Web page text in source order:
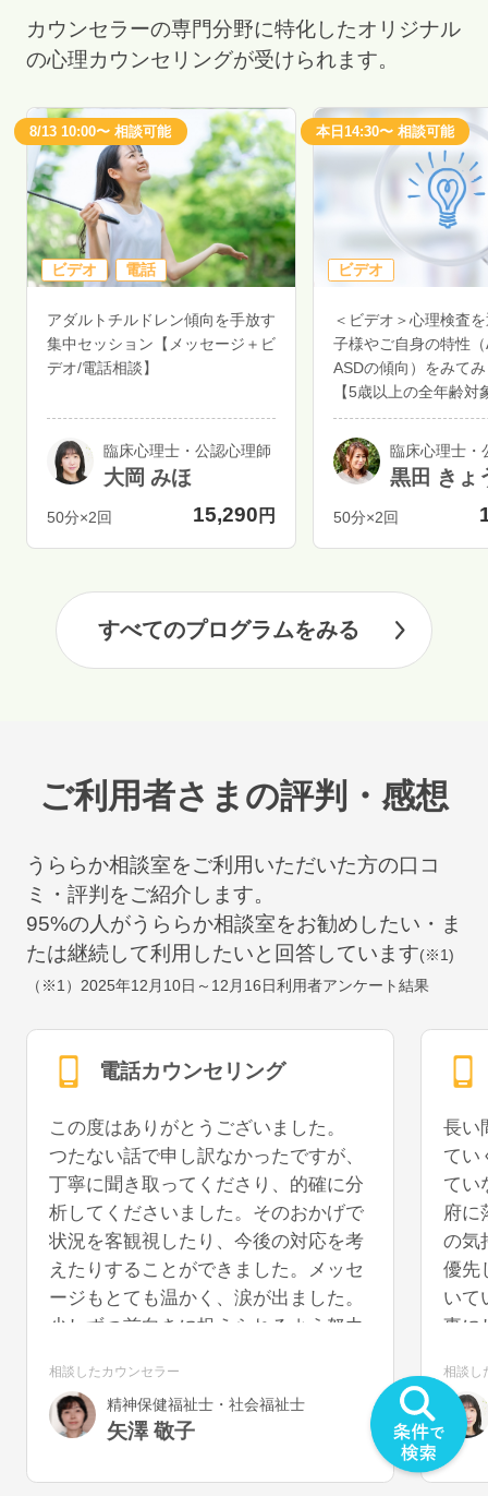
カウンセラーの専門分野に特化したオリジナル
の心理カウンセリングが受けられます。
8/13 10:00〜 相談可能
ビデオ 電話
アダルトチルドレン傾向を手放す
集中セッション【メッセージ＋ビ
デオ/電話相談】
臨床心理士・公認心理師
大岡 みほ
50分×2回 15,290 円
本日14:30〜 相談可能
ビデオ
＜ビデオ＞心理検査
子様やご自身の特性
ASDの傾向）をみて
【5歳以上の全年齢対
臨床心理士・
黒田 きょ
50分×2回
すべてのプログラムをみる
ご利用者さまの評判・感想
うららか相談室をご利用いただいた方の口コ
ミ・評判をご紹介します。
95%の人がうららか相談室をお勧めしたい・ま
たは継続して利用したいと回答しています(※1)
（※1） 2025年12月10日～12月16日利用者アンケート結果
電話カウンセリング
この度はありがとうございました。
つたない話で申し訳なかったですが、
丁寧に聞き取ってくださり、的確に分
析してくださいました。そのおかげで
状況を客観視したり、今後の対応を考
えたりすることができました。メッセ
ージもとても温かく、涙が出ました。
少しずつ前向きに捉えられるよう努力
あれば、再度お話を聞いていただける
と幸いです。
相談したカウンセラー
精神保健福祉士・社会福祉士
矢澤 敬子
長い
てい
てい
府に
の気
優先
いて
事に
を切
気
うで
相談し